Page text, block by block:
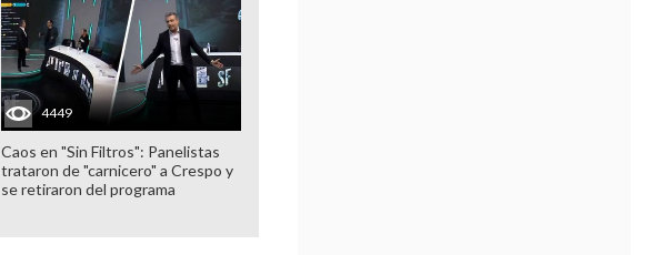
4449
Caos en "Sin Filtros": Panelistas
trataron de "carnicero" a Crespo y
se retiraron del programa